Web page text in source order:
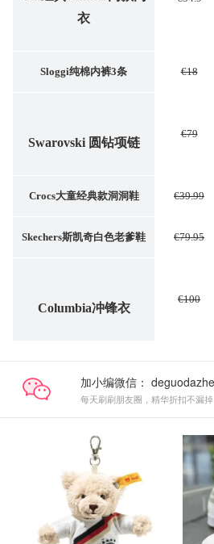
衣
Sloggi纯棉内裤3条 €18
Swarovski 圆钻项链
€79
Crocs大童经典款洞洞鞋 €39.99
Skechers斯凯奇白色老爹鞋 €79.95
Columbia冲锋衣
€100
加小编微信：
每天刷刷朋友圈，精华折扣不漏掉